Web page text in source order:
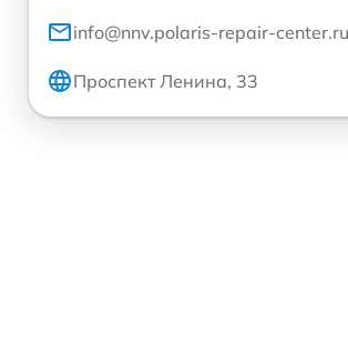
info@nnv.polaris-repair-center.ru
Проспект Ленина, 33